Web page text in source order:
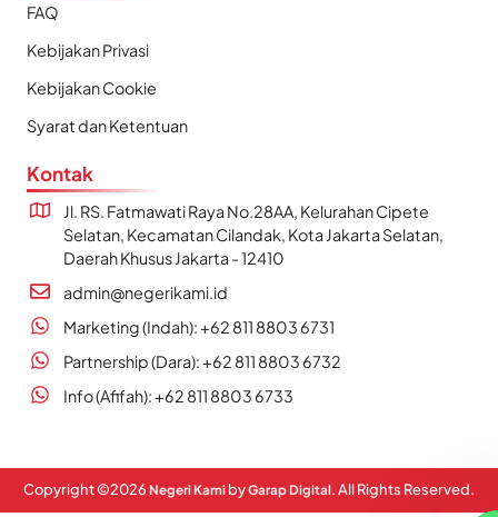
FAQ
Kebijakan Privasi
Kebijakan Cookie
Syarat dan Ketentuan
Kontak
Jl. RS. Fatmawati Raya No.28AA, Kelurahan Cipete
Selatan, Kecamatan Cilandak, Kota Jakarta Selatan,
Daerah Khusus Jakarta - 12410
admin@negerikami.id
Marketing (Indah): +62 811 8803 6731
Partnership (Dara): +62 811 8803 6732
Info (Afifah): +62 811 8803 6733
Copyright ©2026 Negeri Kami byGarap Digital. All Rights Reserved.